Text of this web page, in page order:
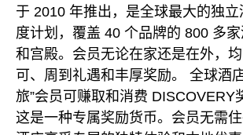
于 2010 年推出，是全球最大的独
度计划，覆盖 40 个品牌的 800 多
和宫殿。会员无论在家还是在外，
可、周到礼遇和丰厚奖励。 全球酒
旅”会员可赚取和消费 DISCOVERY
这是一种专属奖励货币。会员无需